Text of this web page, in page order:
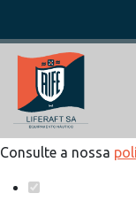
Defina as
para este
Este website utiliza
analíticos e
de navegação e
Consulte a nossa